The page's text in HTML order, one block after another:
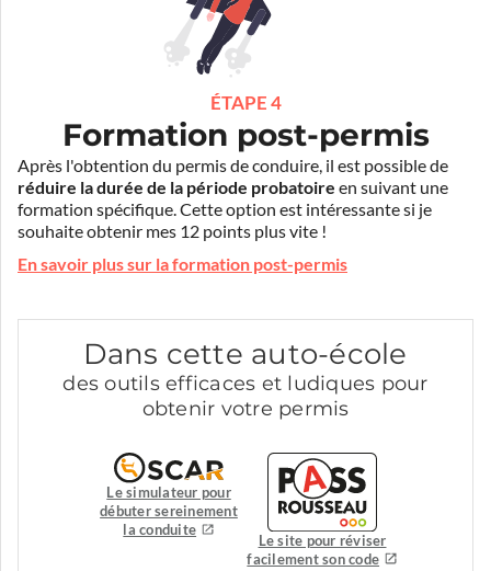
ÉTAPE 4
Formation post-permis
Après l'obtention du permis de conduire, il est possible de
réduire la durée de la période probatoire en suivant une
formation spécifique. Cette option est intéressante si je
souhaite obtenir mes 12 points plus vite !
En savoir plus sur la formation post-permis
Dans cette auto-école
des outils efficaces et ludiques pour
obtenir votre permis
Le simulateur pour
débuter sereinement
la conduite
Le site pour réviser
facilement son code